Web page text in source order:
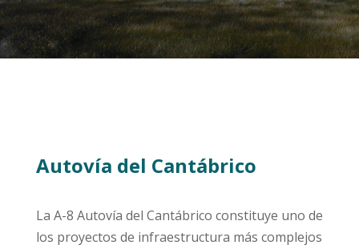
Autovía del Cantábrico
La A-8 Autovía del Cantábrico constituye uno de
los proyectos de infraestructura más complejos